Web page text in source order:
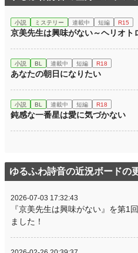
お気に入り 1
24h.ポイント 0 pt
文字数 14,263
更新日時 2026.03.29 19:00
初回公開日時 2022.05.28 20:09
週間ポイント 0 pt (228,924 位)
累計ポイント 6,707 pt (113,540 位)
小説 ミステリー 連載中 短編 R15
京美先生は興味がない～ヘリオト
小説 BL 連載中 短編 R18
あなたの朝日になりたい
小説 BL 連載中 短編 R18
鈍感な一番星は愛に気づかない
ゆるふわ詩音の近況ボードの
2026-07-03 17:32:43
『京美先生は興味がない』を第1
ました！